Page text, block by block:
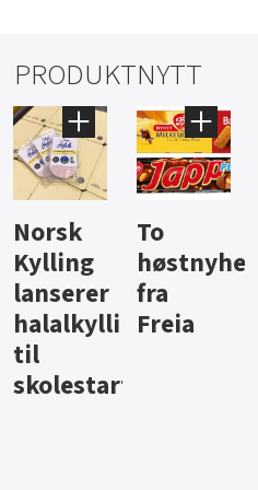
PRODUKTNYTT
Knalltall
for Açai
Bowl
Aass vil
bli
førstevalg
i lite-